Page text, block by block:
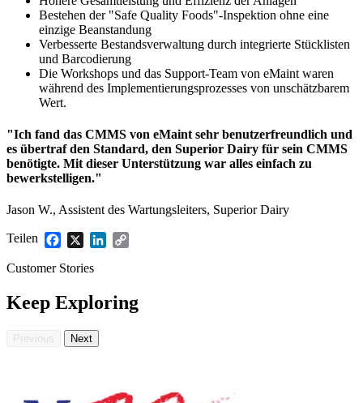
Mobile App
Erfahrung für Außendiensttechniker
Rollmaterial, planmäßiger Service, Ersatzteile
Bestehen der "Safe Quality Foods"-Inspektion ohne eine
einzige Beanstandung
Verbesserte Bestandsverwaltung durch integrierte Stücklisten
und Barcodierung
Die Workshops und das Support-Team von eMaint waren
während des Implementierungsprozesses von unschätzbarem
Wert.
"Ich fand das CMMS von eMaint sehr benutzerfreundlich und
es übertraf den Standard, den Superior Dairy für sein CMMS
benötigte. Mit dieser Unterstützung war alles einfach zu
bewerkstelligen."
Jason W., Assistent des Wartungsleiters, Superior Dairy
Teilen Facebook
X LinkedIn
Customer Stories
Keep Exploring
Previous Next